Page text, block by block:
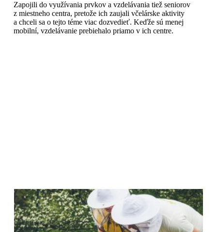
Zapojili do využívania prvkov a vzdelávania tiež seniorov
z miestneho centra, pretože ich zaujali včelárske aktivity
a chceli sa o tejto téme viac dozvedieť. Keďže sú menej
mobilní, vzdelávanie prebiehalo priamo v ich centre.